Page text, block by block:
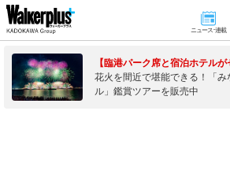
ニュース･連載
【臨港パーク席と宿泊ホテルが
花火を間近で堪能できる！「
ル」鑑賞ツアーを販売中